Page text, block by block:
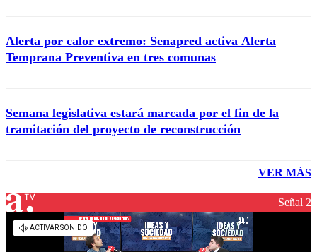
Alerta por calor extremo: Senapred activa Alerta
Temprana Preventiva en tres comunas
Semana legislativa estará marcada por el fin de la
tramitación del proyecto de reconstrucción
VER MÁS
Señal 2